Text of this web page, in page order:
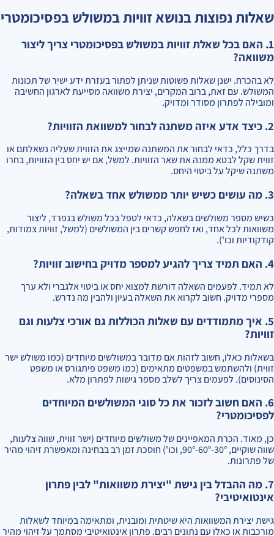
שאלות נפוצות בנושא זוויות במשולש בפסיכומטרי
1. האם בכל שאלת זוויות במשולש בפסיכומטרי צריך ליצור
משוואה?
לא בהכרח. ישנן שאלות פשוטות שניתן לפתור בעזרת ידע ישיר של תכונות
המשולש. עם זאת, ברוב המקרים, יצירת משוואה מסייעת לארגון החשיבה
ומובילה לפתרון מסודר ומדויק.
2. כיצד אדע איזה משתנה לבחור למשוואת הזוויות?
בדרך כלל, כדאי לבחור את המשתנה שמייצג את הזווית שעליה נשאלתם או
זווית שקל לבטא ממנה את שאר הזוויות. למשל, אם יש יחס בין הזוויות, בחרו
משתנה שיקל על ביטוי היחס.
3. מה עושים כשיש יותר ממשולש אחד בשאלה?
כשיש מספר משולשים בשאלה, כדאי לטפל בכל משולש בנפרד, ליצור
משוואות לכל אחד, ואז לחפש קשרים בין המשולשים (למשל, זוויות צמודות,
קודקודיות וכו').
4. האם תמיד צריך להגיע למספר מדויק בחישוב זוויות?
לא תמיד. לפעמים השאלה דורשת למצוא יחס או ביטוי אלגברי ולא ערך
מספרי מדויק. חשוב לקרוא את השאלה בעיון ולהבין מה נדרש.
5. איך מתמודדים עם שאלות הכוללות גם אורכי צלעות וגם
זוויות?
בשאלות כאלו, חשוב לזהות אם מדובר במשולשים מיוחדים (כמו משולש ישר
זווית) ולהשתמש במשפטים מתאימים (כמו משפט פיתגורס או משפט
הסינוסים). לפעמים צריך לשלב מספר גישות לפתרון מלא.
6. האם חשוב לזכור את כל סוגי המשולשים המיוחדים
לפסיכומטרי?
כן, מאוד. הכרת המאפיינים של משולשים מיוחדים (ישר זווית, שווה צלעות,
שווה שוקיים, 30°-60°-90°, וכו') חוסכת זמן רב בבחינה ומאפשרת זיהוי מהיר
של פתרונות.
7. מה ההבדל בין גישת "יצירת משוואות" לבין פתרון
אינטואיטיבי?
גישת יצירת המשוואות היא שיטתית ומובנית, ומתאימה במיוחד לשאלות
מורכבות או כאלו עם נתונים רבים. פתרון אינטואיטיבי מסתמך על זיהוי מהיר